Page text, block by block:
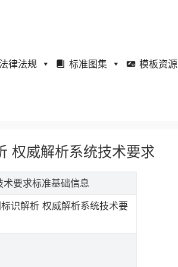
法律法规 标准图集 模板资源
权威解析系统技术要求
要求标准基础信息
识解析 权威解析系统技术要